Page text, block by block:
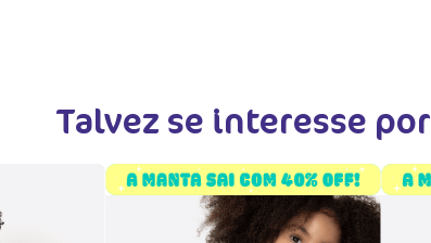
Talvez se interesse por